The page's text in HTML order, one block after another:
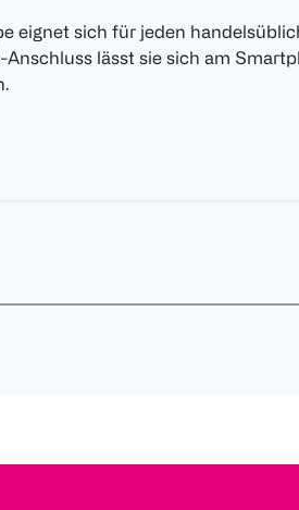
eignet sich für jeden
lässt sie sich am